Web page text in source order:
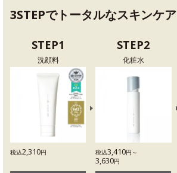
3STEPでトータルなスキンケア
STEP1
洗顔料
税込2,310円
STEP2
化粧水
税込3,410円～
3,630円